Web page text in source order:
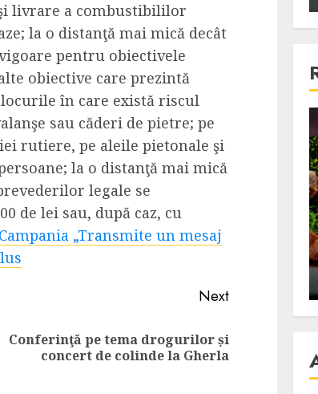
livrare a combustibililor
la o distanţă mai mică decât
pentru obiectivele
obiective care prezintă
în care există riscul
sau căderi de pietre; pe
rutiere, pe aleile pietonale şi
la o distanţă mai mică
legale se
de lei sau, după caz, cu
Campania „Transmite un mesaj
Next
Conferinţă pe tema drogurilor și
concert de colinde la Gherla
4 min read
Bucatar de ocazie
3 retete delicioase in care
carnea de rata e vedeta